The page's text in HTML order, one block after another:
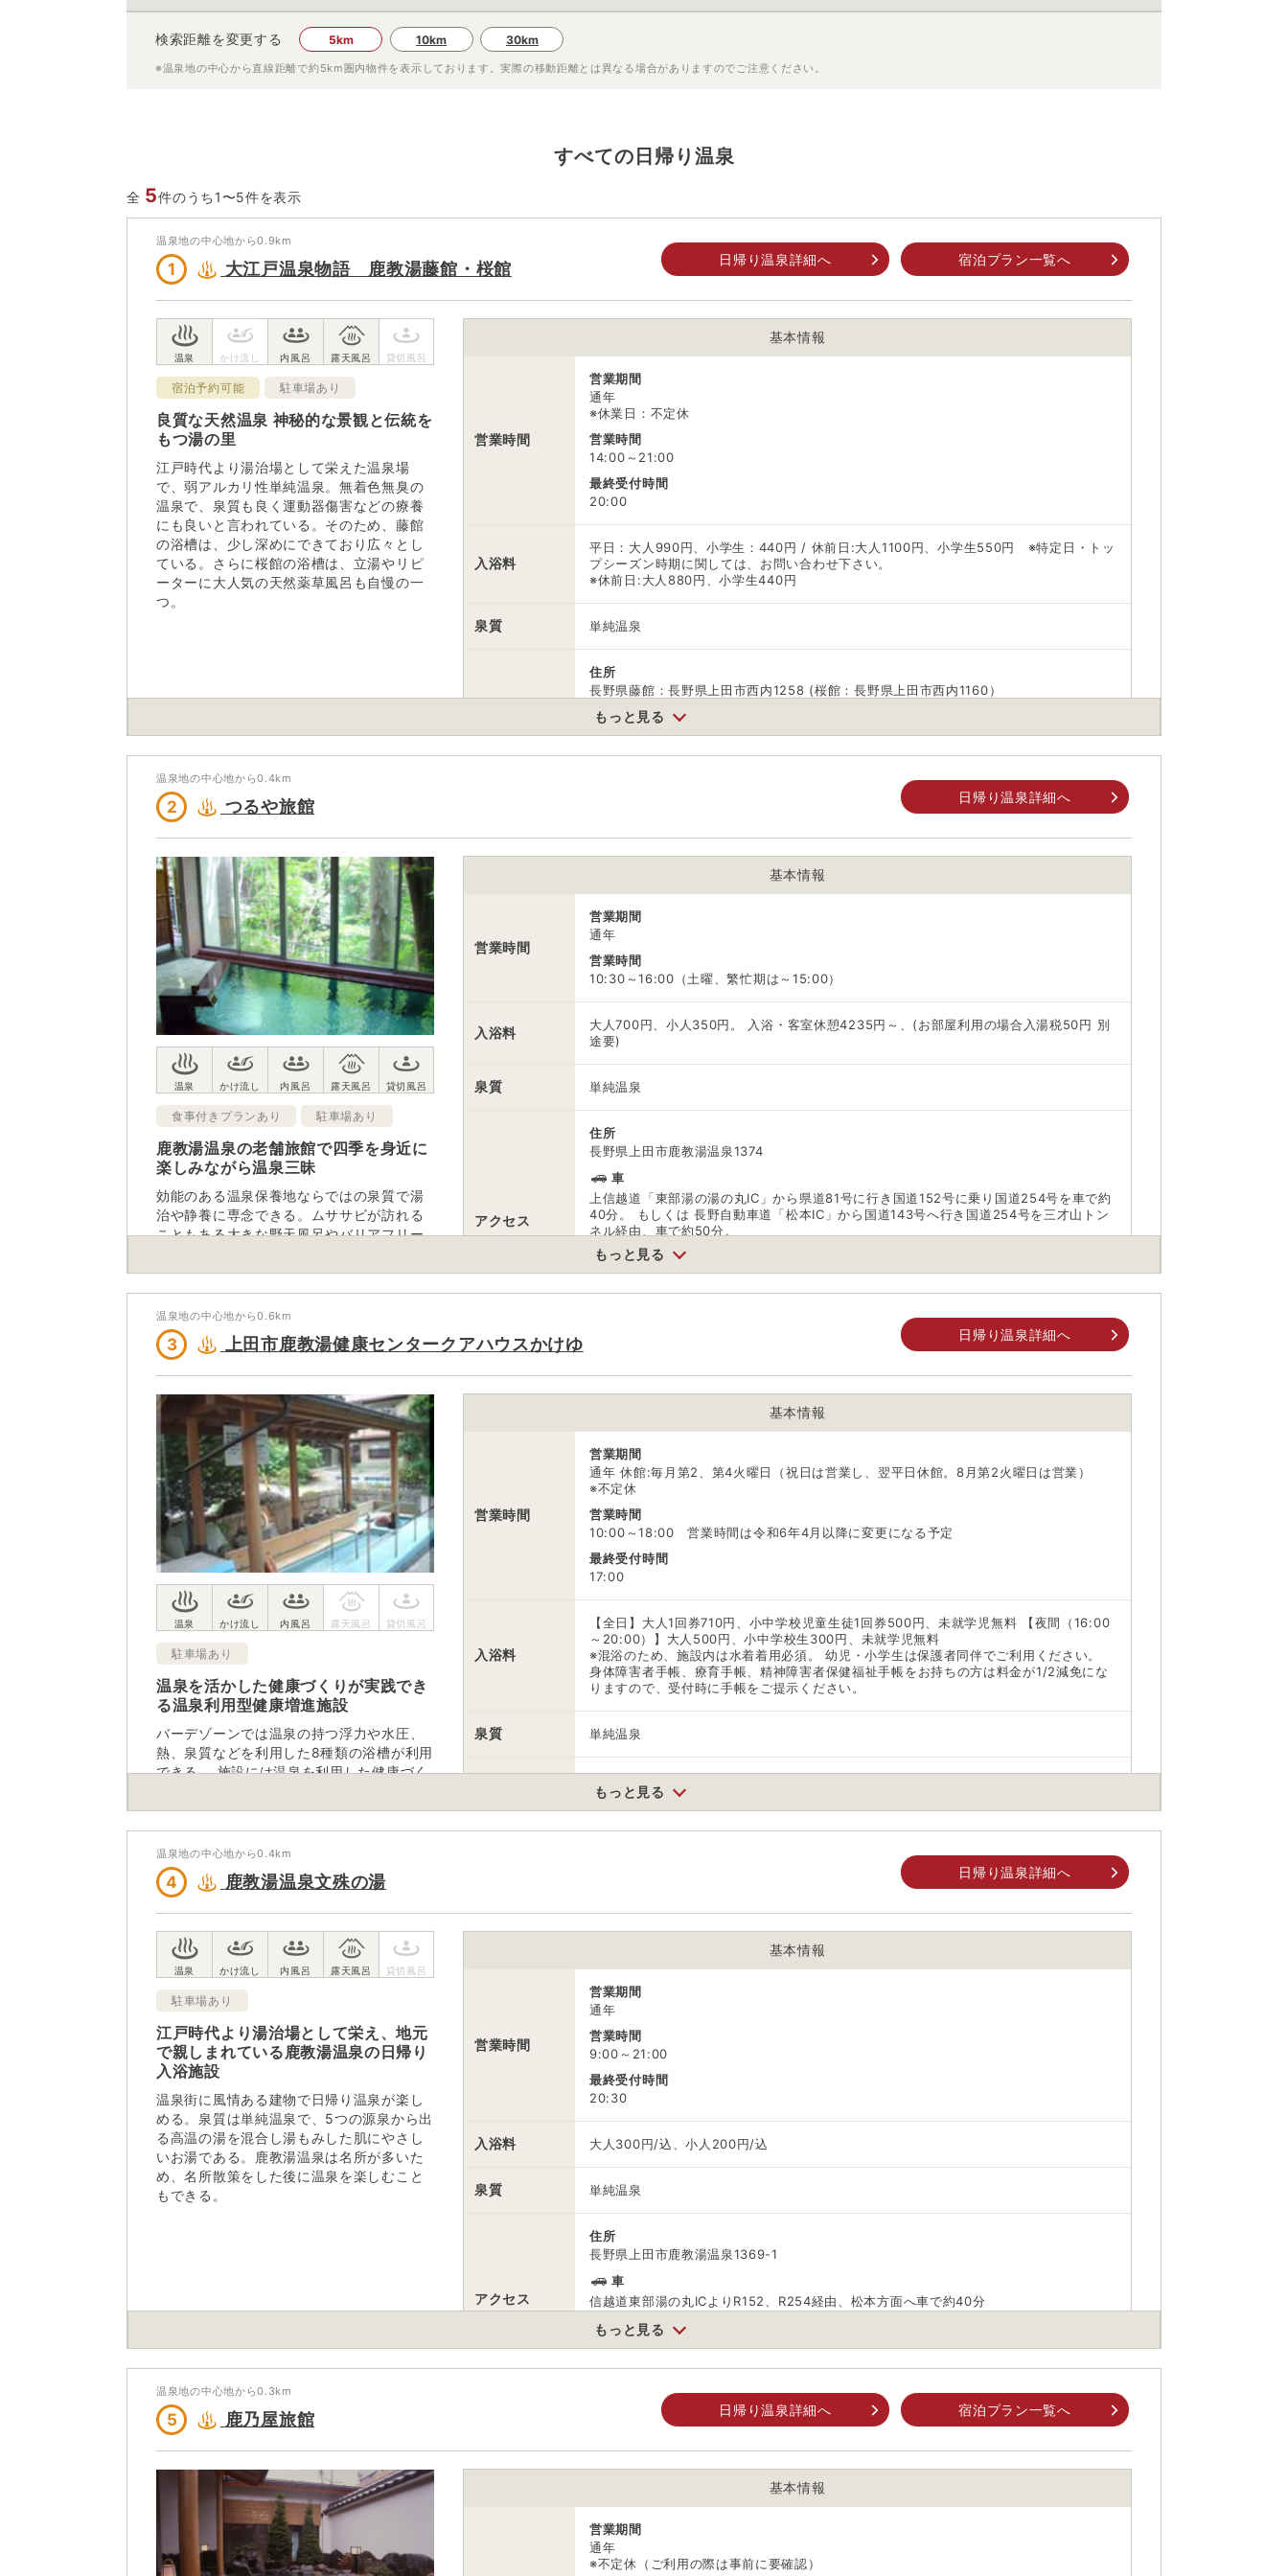
検索距離を変更する 5km 10km 30km
※温泉地の中心から直線距離で約5km 圏内物件を表示しております。実際の移動距離とは異なる場合がありますのでご注意ください。
すべての日帰り温泉
全 5件のうち1〜5件を表示
温泉地の中心地から0.9km
1 大江戸温泉物語 鹿教湯藤館・桜館
日帰り温泉詳細へ 宿泊プラン一覧へ
宿泊予約可能 駐車場あり
良質な天然温泉 神秘的な景観と伝統を
もつ湯の里
江戸時代より湯治場として栄えた温泉場
で、弱アルカリ性単純温泉。無着色無臭の
温泉で、泉質も良く運動器傷害などの療養
にも良いと言われている。そのため、藤館
の浴槽は、少し深めにできており広々とし
ている。さらに桜館の浴槽は、立湯やリピ
ーターに大人気の天然薬草風呂も自慢の一
つ。
基本情報
営業時間
営業期間
通年
※休業日：不定休
営業時間
14:00～21:00
最終受付時間
20:00
入浴料
平日：大人990円、小学生：440円 / 休前日:大人1100円、小学生550円 ※特定日・トッ
プシーズン時期に関しては、お問い合わせ下さい。
※休前日:大人880円、小学生440円
泉質 単純温泉
住所
長野県藤館：長野県上田市西内1258 (桜館：長野県上田市西内1160）
車
東部湯の丸ICから車で約40分
上田駅からバスで約70分。「鹿教湯橋下」下車徒歩約3分
駐車場
※受付時間 9:00～19:00（カーナビ検索 藤館：0268-44-2109 桜館：0268-44-
2101）
※ 掲載情報は変更になる場合があります。最新の内容はご利用前にご自身でお問合せください。
※ 料金情報は税込・税抜表記が混ざっております。正しい金額はご利用前にご自身でお問合せください。
もっと見る
温泉地の中心地から0.4km
2 つるや旅館
日帰り温泉詳細へ
食事付きプランあり 駐車場あり
鹿教湯温泉の老舗旅館で四季を身近に
楽しみながら温泉三昧
効能のある温泉保養地ならではの泉質で湯
治や静養に専念できる。ムササビが訪れる
こともある大きな野天風呂やバリアフリー
しんだ穏やかな時の流れと温泉の心地良さ
を楽しもう。
基本情報
営業時間
営業期間
通年
営業時間
10:30～16:00（土曜、繁忙期は～15:00）
入浴料
大人700円、小人350円。 入浴・客室休憩4235円～、(お部屋利用の場合入湯税50円 別
途要)
泉質 単純温泉
アクセス
住所
長野県上田市鹿教湯温泉1374
車
上信越道「東部湯の湯の丸IC」から県道81号に行き国道152号に乗り国道254号を車で約
40分。 もしくは 長野自動車道「松本IC」から国道143号へ行き国道254号を三才山トン
ネル経由、車で約50分。
公共交通機関
JR北陸新幹線 上田駅 千曲バス鹿教湯温泉行き路線バス有。約1時間10分、終点下車す
ぐ。 もしくは JR中央線 松本駅 アルピコバス鹿教湯温泉行き(平日)、信州観光バス(土日
※ 掲載情報は変更になる場合があります。最新の内容はご利用前にご自身でお問合せください。
※ 料金情報は税込・税抜表記が混ざっております。正しい金額はご利用前にご自身でお問合せください。
もっと見る
温泉地の中心地から0.6km
3 上田市鹿教湯健康センタークアハウスかけゆ
日帰り温泉詳細へ
駐車場あり
温泉を活かした健康づくりが実践でき
る温泉利用型健康増進施設
バーデゾーンでは温泉の持つ浮力や水圧、
熱、泉質などを利用した8種類の浴槽が利用
できる。 施設には温泉を利用した健康づく
人の体力や運動能力、健康状態に適した運
動プログラムに参加できる。
基本情報
営業時間
営業期間
通年 休館:毎月第2、第4火曜日（祝日は営業し、翌平日休館。8月第2火曜日は営業）
※不定休
営業時間
10:00～18:00 営業時間は令和6年4月以降に変更になる予定
最終受付時間
17:00
入浴料
【全日】大人1回券710円、小中学校児童生徒1回券500円、未就学児無料 【夜間（16:00
～20:00）】大人500円、小中学校生300円、未就学児無料
※混浴のため、施設内は水着着用必須。 幼児・小学生は保護者同伴でご利用ください。
身体障害者手帳、療育手帳、精神障害者保健福祉手帳をお持ちの方は料金が1/2減免にな
りますので、受付時に手帳をご提示ください。
泉質 単純温泉
長野県上田市鹿教湯温泉1293
長野新幹線上田駅からタクシー約40分 → バス約70分 もしくは JR中央線松本駅からタク
0268442131
※ 掲載情報は変更になる場合があります。最新の内容はご利用前にご自身でお問合せください。
※ 料金情報は税込・税抜表記が混ざっております。正しい金額はご利用前にご自身でお問合せください。
もっと見る
温泉地の中心地から0.4km
4 鹿教湯温泉文殊の湯
日帰り温泉詳細へ
駐車場あり
江戸時代より湯治場として栄え、地元
で親しまれている鹿教湯温泉の日帰り
入浴施設
温泉街に風情ある建物で日帰り温泉が楽し
める。泉質は単純温泉で、5つの源泉から出
る高温の湯を混合し湯もみした肌にやさし
いお湯である。鹿教湯温泉は名所が多いた
め、名所散策をした後に温泉を楽しむこと
もできる。
基本情報
営業時間
営業期間
通年
営業時間
9:00～21:00
最終受付時間
20:30
入浴料 大人300円/込、小人200円/込
泉質 単純温泉
アクセス
住所
長野県上田市鹿教湯温泉1369-1
車
信越道東部湯の丸ICよりR152、R254経由、松本方面へ車で約40分
公共交通機関
JR上田駅下車 タクシーで約40分 （千曲バス「鹿教湯温泉行き」で約70分）、もしくは
無料（15台）
0268442331
※0268442288（平日12時以降・土日祝10時以降）
※ 掲載情報は変更になる場合があります。最新の内容はご利用前にご自身でお問合せください。
※ 料金情報は税込・税抜表記が混ざっております。正しい金額はご利用前にご自身でお問合せください。
もっと見る
温泉地の中心地から0.3km
5 鹿乃屋旅館
日帰り温泉詳細へ 宿泊プラン一覧へ
基本情報
営業期間
通年
※不定休（ご利用の際は事前に要確認）